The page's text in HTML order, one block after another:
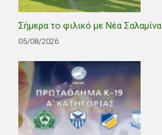
Σήμερα το φιλικό με Νέα Σαλαμίνα
05/08/2026